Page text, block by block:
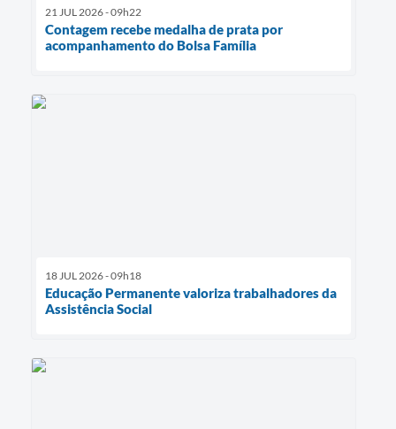
21 JUL 2026 - 09h22
Contagem recebe medalha de prata por
acompanhamento do Bolsa Família
18 JUL 2026 - 09h18
Educação Permanente valoriza trabalhadores da
Assistência Social